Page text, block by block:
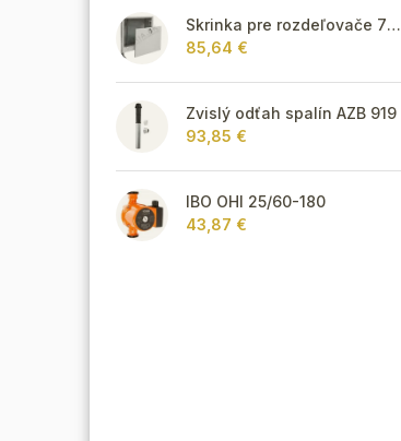
Skrinka pre rozdeľovače 795 mm - podomietková
85,64 €
Zvislý odťah spalín AZB 919
93,85 €
IBO OHI 25/60-180
43,87 €